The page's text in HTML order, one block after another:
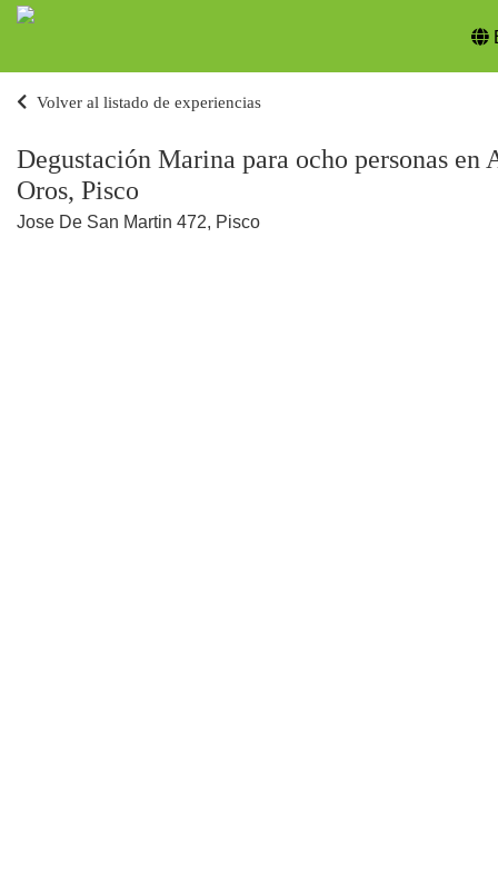
Volver al listado de experiencias
Degustación Marina para ocho personas en
Oros, Pisco
Jose De San Martin 472, Pisco